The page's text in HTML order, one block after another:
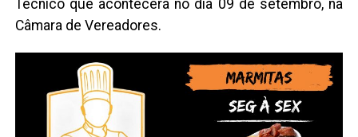
Técnico que acontecerá no dia 09 de setembro, na
Câmara de Vereadores.